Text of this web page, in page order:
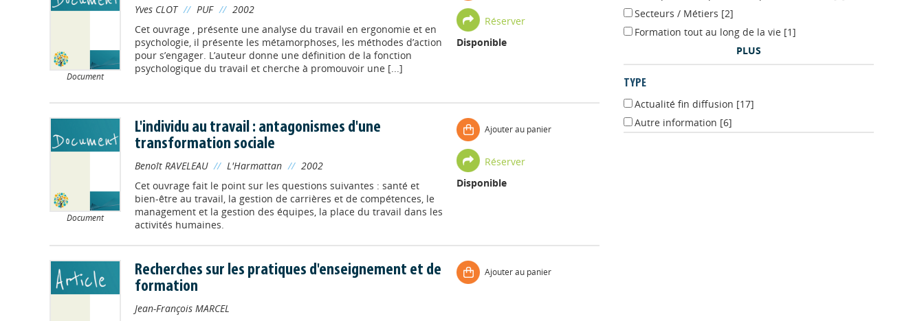
Document
Yves CLOT // PUF // 2002
Cet ouvrage , présente une analyse du travail en ergonomie et en
psychologie, il présente les métamorphoses, les méthodes d’action
pour s’engager. L’auteur donne une définition de la fonction
psychologique du travail et cherche à promouvoir une [...]
Réserver
Disponible
Document
L'individu au travail : antagonismes d'une
transformation sociale
Benoît RAVELEAU // L'Harmattan // 2002
Cet ouvrage fait le point sur les questions suivantes : santé et
bien-être au travail, la gestion de carrières et de compétences, le
management et la gestion des équipes, la place du travail dans les
activités humaines.
Ajouter au panier
Réserver
Disponible
Recherches sur les pratiques d'enseignement et de
formation
Jean-François MARCEL
Ajouter au panier
Politiques et dispositifs emploi / formation
Secteurs / Métiers[2]
Formation tout au long de la vie
PLUS
TYPE
Actualité fin diffusion
Autre information[6]